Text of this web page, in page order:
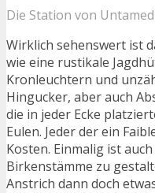
Die Station von
Wirklich sehenswert ist
wie eine rustikale
Kronleuchtern und
Hingucker, aber auch
die in jeder Ecke
Eulen. Jeder der ein
Kosten. Einmalig ist
Birkenstämme zu
Anstrich dann doch